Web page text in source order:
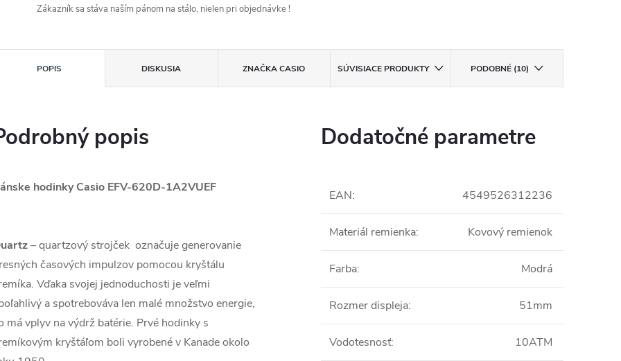
Zákazník sa stáva naším pánom na stálo, nielen pri objednávke !
POPIS DISKUSIA ZNAČKACASIO SÚVISIACE PRODUKTY PODOBNÉ (10)
popis
hodinky Casio EFV-620D-1A2VUEF
– quartzový strojček označuje generovanie
časových impulzov pomocou kryštálu
Vďaka svojej jednoduchosti je veľmi
a spotrebováva len malé množstvo energie,
má vplyv na výdrž batérie. Prvé hodinky s
kryštáľom boli vyrobené v Kanade okolo
Dodatočné parametre
EAN: 4549526312236
Materiál remienka: Kovový remienok
Farba: Modrá
Rozmer displeja: 51mm
Vodotesnosť: 10ATM